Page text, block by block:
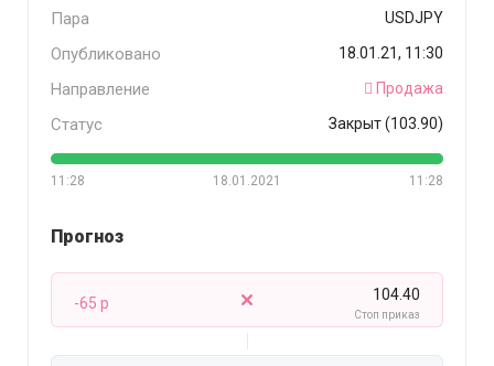
Пара USDJPY
Опубликовано 18.01.21, 11:30
Направление Продажа
Статус Закрыт (103.90)
11:28 11:28
18.01.2021
Прогноз
-65 p 104.40
Стоп приказ